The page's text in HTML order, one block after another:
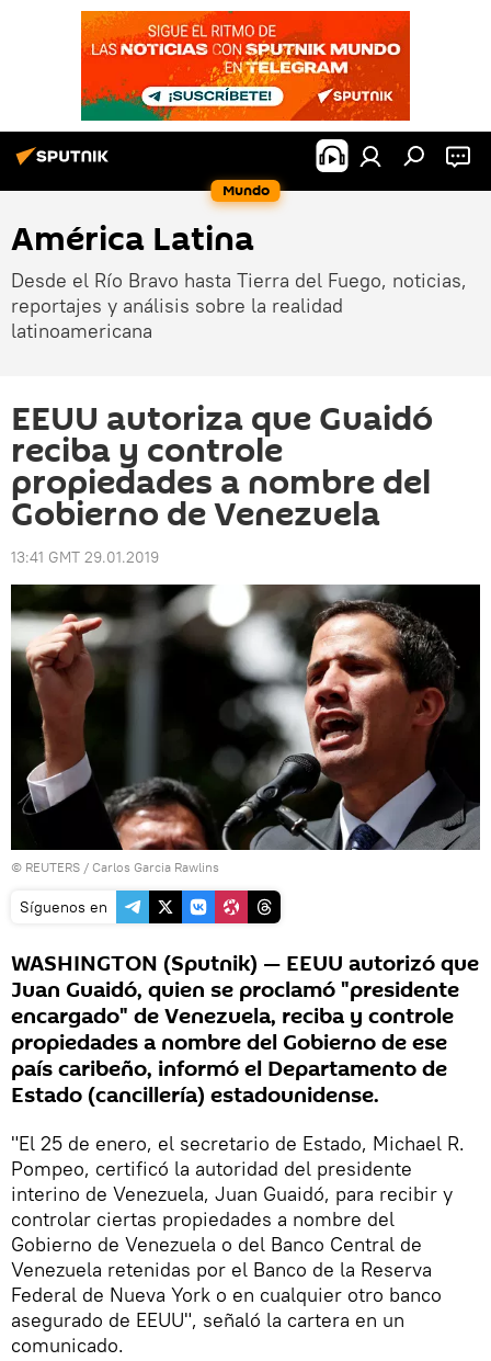
Mundo
América Latina
Desde el Río Bravo hasta Tierra del Fuego, noticias,
reportajes y análisis sobre la realidad
latinoamericana
EEUU autoriza que Guaidó
reciba y controle
propiedades a nombre del
Gobierno de Venezuela
13:41 GMT 29.01.2019
© REUTERS / Carlos Garcia Rawlins
Síguenos en
WASHINGTON (Sputnik) — EEUU autorizó que
Juan Guaidó, quien se proclamó "presidente
encargado" de Venezuela, reciba y controle
propiedades a nombre del Gobierno de ese
país caribeño, informó el Departamento de
Estado (cancillería) estadounidense.
"El 25 de enero, el secretario de Estado, Michael R.
Pompeo, certificó la autoridad del presidente
interino de Venezuela, Juan Guaidó, para recibir y
controlar ciertas propiedades a nombre del
Gobierno de Venezuela o del Banco Central de
Venezuela retenidas por el Banco de la Reserva
Federal de Nueva York o en cualquier otro banco
asegurado de EEUU", señaló la cartera en un
comunicado.